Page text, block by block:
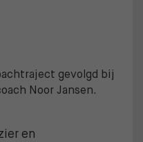
gevolgd bij
Noor Jansen.
en